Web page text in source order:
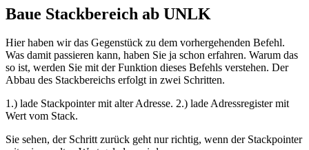
Baue Stackbereich ab UNLK
Hier haben wir das Gegenstück zu dem vorhergehenden Befehl.
Was damit passieren kann, haben Sie ja schon erfahren. Warum das
so ist, werden Sie mit der Funktion dieses Befehls verstehen. Der
Abbau des Stackbereichs erfolgt in zwei Schritten.
1.) lade Stackpointer mit alter Adresse. 2.) lade Adressregister mit
Wert vom Stack.
Sie sehen, der Schritt zurück geht nur richtig, wenn der Stackpointer